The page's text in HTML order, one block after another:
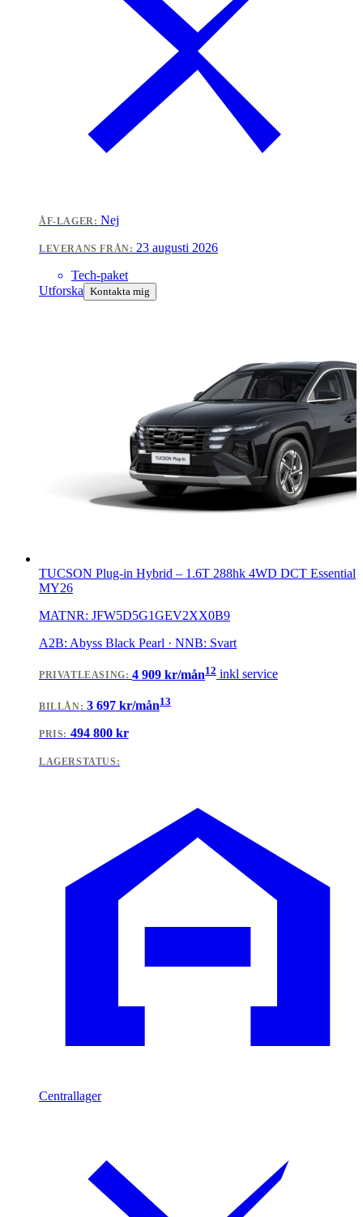
ÅF-LAGER: Nej
LEVERANS FRÅN: 23 augusti 2026
Tech-paket
Utforska Kontakta mig
TUCSON Plug-in Hybrid – 1.6T 288hk 4WD DCT Essential
MY26
MATNR: JFW5D5G1GEV2XX0B9
A2B: Abyss Black Pearl · NNB: Svart
PRIVATLEASING:4 909 kr/mån12 inkl service
BILLÅN: 3 697kr/mån13
PRIS: 494 800kr
LAGERSTATUS:
Centrallager